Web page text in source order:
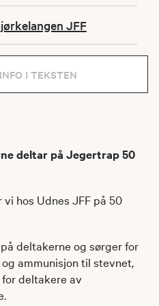
JFF
I TEKSTEN
deltar på Jegertrap 50
hos Udnes JFF på 50
deltakerne og sørger for
ammunisjon til stevnet,
deltakere av